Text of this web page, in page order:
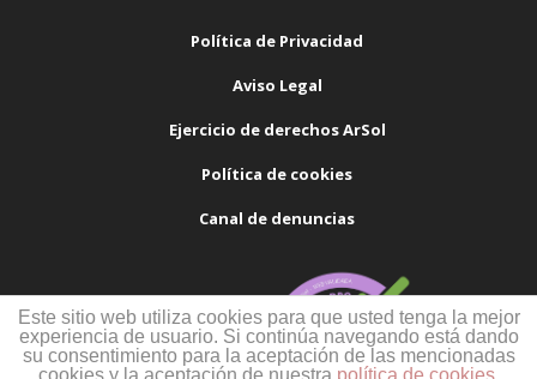
Política de Privacidad
Aviso Legal
Ejercicio de derechos ArSol
Política de cookies
Canal de denuncias
Este sitio web utiliza cookies para que usted tenga la mejor
experiencia de usuario. Si continúa navegando está dando
su consentimiento para la aceptación de las mencionadas
cookies y la aceptación de nuestra política de cookies,